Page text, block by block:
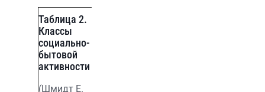
Таблица 2.
Классы
социально-
бытовой
активности
(Шмидт Е.